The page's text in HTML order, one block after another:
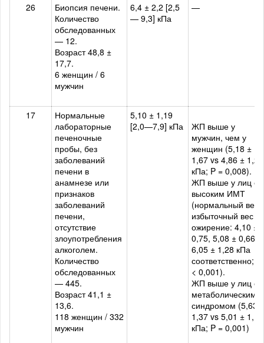
26
Биопсия печени.
Количество
обследованных
— 12.
Возраст 48,8 ±
17,7.
6 женщин / 6
мужчин
6,4 ± 2,2 [2,5
— 9,3] кПа
—
17
Нормальные
лабораторные
печеночные
пробы, без
заболеваний
печени в
анамнезе или
признаков
заболеваний
печени,
отсутствие
злоупотребления
алкоголем.
Количество
обследованных
— 445.
Возраст 41,1 ±
13,6.
118 женщин / 332
мужчин
5,10 ± 1,19
[2,0—7,9] кПа
ЖП выше у
мужчин, чем у
женщин (5,18 ±
1,67 vs 4,86 ± 1,24
кПа; P = 0,008).
ЖП выше у лиц с
высоким ИМТ
(нормальный вес,
избы­точный вес и
ожирение: 4,10 ±
0,75, 5,08 ± 0,66 и
6,05 ± 1,28 кПа
соответственно; P
< 0,001).
ЖП выше у лиц с
метаболическим
синдромом (5,63 ±
1,37 vs 5,01 ± 1,14
кПа; P = 0,001)